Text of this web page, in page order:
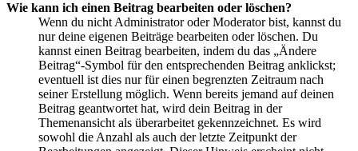
Wie kann ich einen Beitrag bearbeiten oder löschen?
Wenn du nicht Administrator oder Moderator bist, kannst du
nur deine eigenen Beiträge bearbeiten oder löschen. Du
kannst einen Beitrag bearbeiten, indem du das „Ändere
Beitrag“-Symbol für den entsprechenden Beitrag anklickst;
eventuell ist dies nur für einen begrenzten Zeitraum nach
seiner Erstellung möglich. Wenn bereits jemand auf deinen
Beitrag geantwortet hat, wird dein Beitrag in der
Themenansicht als überarbeitet gekennzeichnet. Es wird
sowohl die Anzahl als auch der letzte Zeitpunkt der